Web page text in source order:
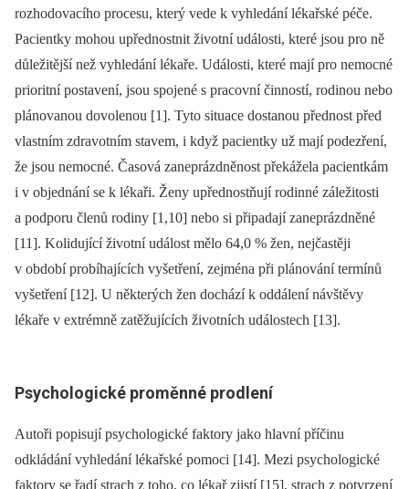
rozhodovacího procesu, který vede k vyhledání lékařské péče.
Pacientky mohou upřednostnit životní události, které jsou pro ně
důležitější než vyhledání lékaře. Události, které mají pro nemocné
prioritní postavení, jsou spojené s pracovní činností, rodinou nebo
plánovanou dovolenou [1]. Tyto situace dostanou přednost před
vlastním zdravotním stavem, i když pacientky už mají podezření,
že jsou nemocné. Časová zaneprázdněnost překážela pacientkám
i v objednání se k lékaři. Ženy upřednostňují rodinné záležitosti
a podporu členů rodiny [1,10] nebo si připadají zaneprázdněné
[11]. Kolidující životní událost mělo 64,0 % žen, nejčastěji
v období probíhajících vyšetření, zejména při plánování termínů
vyšetření [12]. U ně­kte­rých žen dochází k oddálení návštěvy
lékaře v extrémně zatěžujících životních událostech [13].
Psychologické proměnné prodlení
Autoři popisují psychologické faktory jako hlavní příčinu
odkládání vyhledání lékařské pomoci [14]. Mezi psychologické
faktory se řadí strach z toho, co lékař zjistí [15], strach z potvrzení